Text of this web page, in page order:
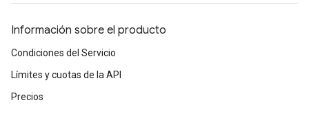
Información sobre el producto
Condiciones del Servicio
Límites y cuotas de la API
Precios